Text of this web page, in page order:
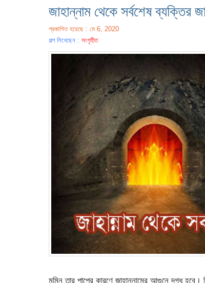
জাহান্নাম থেকে সর্বশেষ ব্যক্তির
প্রকাশিত হয়েছে : মে 6, 2020
গল্প লিখেছেন : সংগৃহীত
মুমিন তার পাপের কারণে জাহান্নামের আগুনে দগ্ধ